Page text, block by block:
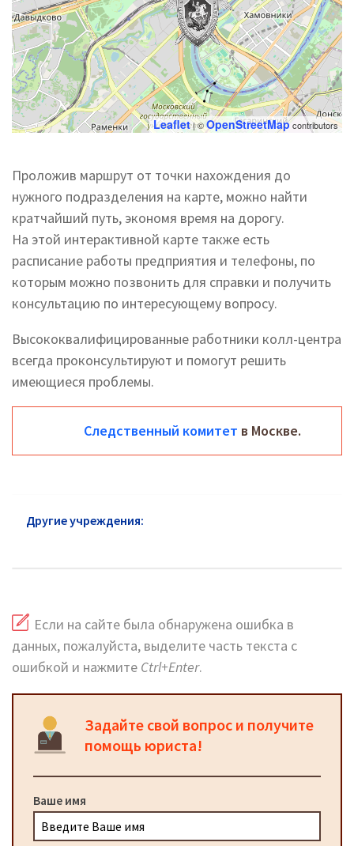
Leaflet| ©OpenStreetMapcontributors
Проложив маршрут от точки нахождения до
нужного подразделения на карте, можно найти
кратчайший путь, экономя время на дорогу.
На этой интерактивной карте также есть
расписание работы предприятия и телефоны, по
которым можно позвонить для справки и получить
консультацию по интересующему вопросу.
Высококвалифицированные работники колл-центра
всегда проконсультируют и помогут решить
имеющиеся проблемы.
Следственный комитет в Москве.
Другие учреждения:
Если на сайте была обнаружена ошибка в
данных, пожалуйста, выделите часть текста с
ошибкой и нажмите Ctrl+Enter.
Задайте свой вопрос и получите
помощь юриста!
Ваше имя